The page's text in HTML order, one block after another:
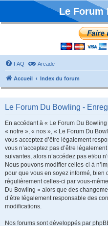
Le Forum
FAQ Arcade
Accueil Index du forum
Le Forum Du Bowling -
En accédant à « Le Forum Du
« notre », « nos », « Le Forum Du
vous acceptez d’être légalement
vous n’acceptez pas d’être
suivantes, alors n’accédez pas et/ou
Nous pouvons modifier celles-ci à
pour que vous en soyez informé, bien
régulièrement celles-ci par vous-
Du Bowling » alors que des
d’être légalement responsable des
modifications.
Nos forums sont développés par